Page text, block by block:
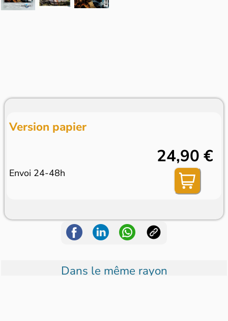
Version papier
Envoi 24-48h
24,90 €
Dans le même rayon